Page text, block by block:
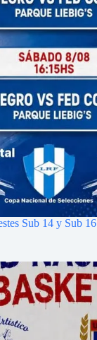
Sub 14 y Sub 16